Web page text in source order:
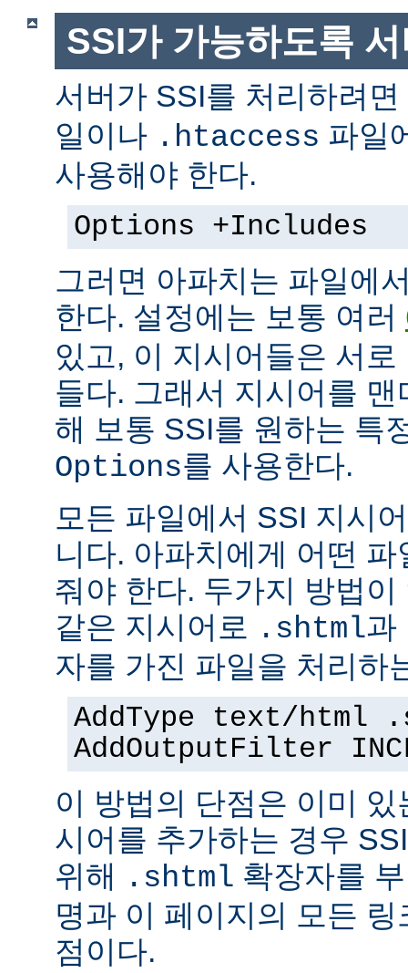
SSI가 가능하도록
서버가 SSI를 처리하려면
일이나 .htaccess 파일
사용해야 한다.
Options +Includes
그러면 아파치는 파일에
한다. 설정에는 보통 여러
있고, 이 지시어들은 서
들다. 그래서 지시어를
해 보통 SSI를 원하는 특
Options를 사용한다.
모든 파일에서 SSI 지시
니다. 아파치에게 어떤
줘야 한다. 두가지 방법
같은 지시어로 .shtml과
자를 가진 파일을 처리하
AddType text/html
AddOutputFilter
이 방법의 단점은 이미
시어를 추가하는 경우
위해
.shtml 확장자를
명과 이 페이지의 모든
점이다.